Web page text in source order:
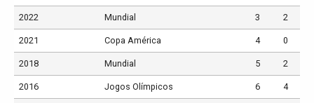
2022 Mundial 3 2
2021 Copa América 4 0
2018 Mundial 5 2
2016 Jogos Olímpicos 6 4